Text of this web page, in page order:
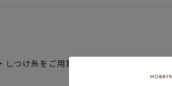
つけ糸をご用意ください。